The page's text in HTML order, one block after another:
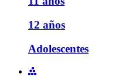
12 años
Adolescentes